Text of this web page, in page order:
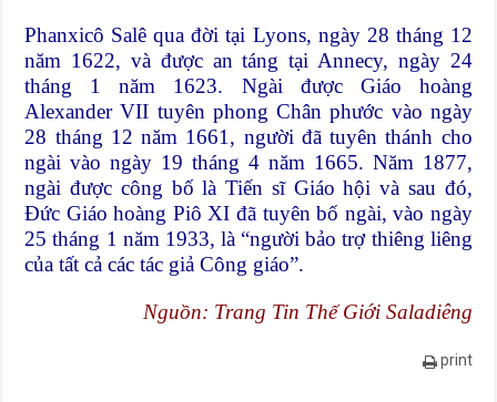
Phanxicô Salê qua đời tại Lyons, ngày 28 tháng 12
năm 1622, và được an táng tại Annecy, ngày 24
tháng 1 năm 1623. Ngài được Giáo hoàng
Alexander VII tuyên phong Chân phước vào ngày
28 tháng 12 năm 1661, người đã tuyên thánh cho
ngài vào ngày 19 tháng 4 năm 1665. Năm 1877,
ngài được công bố là Tiến sĩ Giáo hội và sau đó,
Đức Giáo hoàng Piô XI đã tuyên bố ngài, vào ngày
25 tháng 1 năm 1933, là “người bảo trợ thiêng liêng
của tất cả các tác giả Công giáo”.
Nguồn: Trang Tin Thế Giới Saladiêng
print